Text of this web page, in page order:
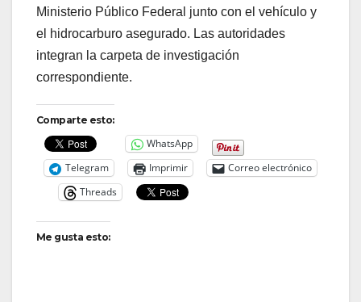
Ministerio Público Federal junto con el vehículo y
el hidrocarburo asegurado. Las autoridades
integran la carpeta de investigación
correspondiente.
Comparte esto:
WhatsApp
Telegram
Imprimir
Correo electrónico
Threads
Me gusta esto: